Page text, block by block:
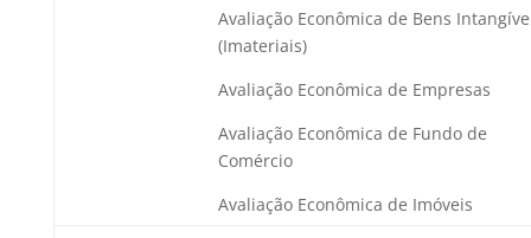
Avaliação Econômica de Bens
(Imateriais)
Avaliação Econômica de Empresas
Avaliação Econômica de Fundo de
Comércio
Avaliação Econômica de Imóveis